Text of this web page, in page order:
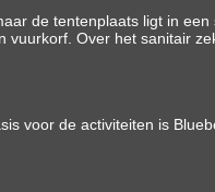
de tentenplaats ligt in
Over het sanitair
voor de activiteiten is